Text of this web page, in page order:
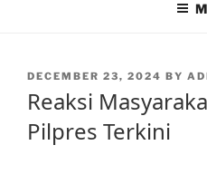
POSTED
DECEMBER 23, 2024 BY
Reaksi
Pilpres Terkini